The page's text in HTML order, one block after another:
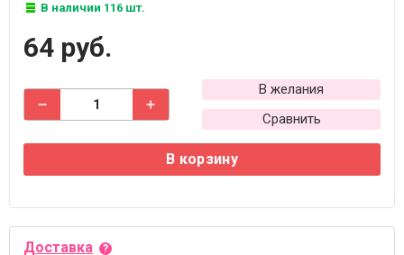
В наличии 116 шт.
64 руб.
В желания
Сравнить
В корзину
Доставка